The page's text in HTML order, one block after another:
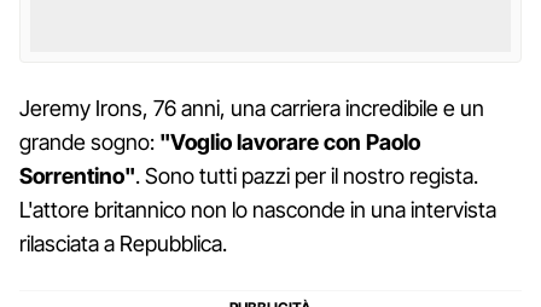
Jeremy Irons, 76 anni, una carriera incredibile e un
grande sogno: "Voglio lavorare con Paolo
Sorrentino". Sono tutti pazzi per il nostro regista.
L'attore britannico non lo nasconde in una intervista
rilasciata a Repubblica.